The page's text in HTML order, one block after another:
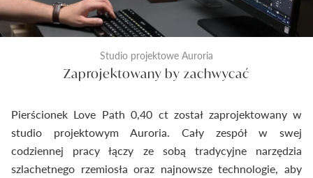
Studio projektowe Auroria
Zaprojektowany by zachwycać
Pierścionek Love Path 0,40 ct został zaprojektowany w
studio projektowym Auroria. Cały zespół w swej
codziennej pracy łączy ze sobą tradycyjne narzędzia
szlachetnego rzemiosła oraz najnowsze technologie, aby